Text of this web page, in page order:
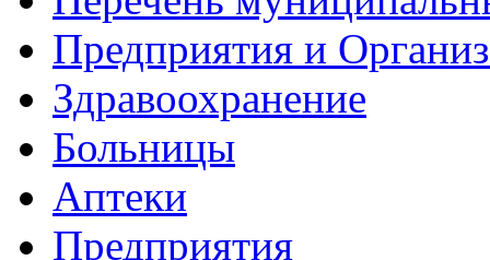
Предприятия и
Здравоохранение
Больницы
Аптеки
Предприятия